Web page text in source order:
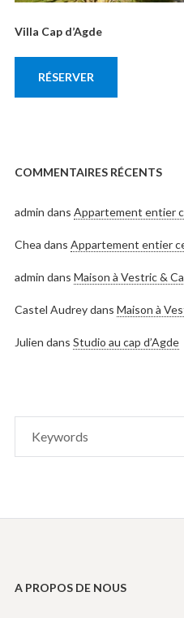
Villa Cap d’Agde
RÉSERVER
COMMENTAIRES RÉCENTS
admin dans Appartement entier
Chea dans Appartement entier
admin dans Maison à Vestric &
Castel Audreydans Maison à
Julien dans Studio au cap d’Agde
A PROPOS DE NOUS